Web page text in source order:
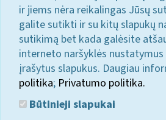
ir jiems nėra reikalingas Jūsų
galite sutikti ir su kitų slapukų
sutikimą bet kada galėsite
interneto naršyklės
įrašytus slapukus. Daugiau
politika; Privatumo politika.
Būtinieji slapukai